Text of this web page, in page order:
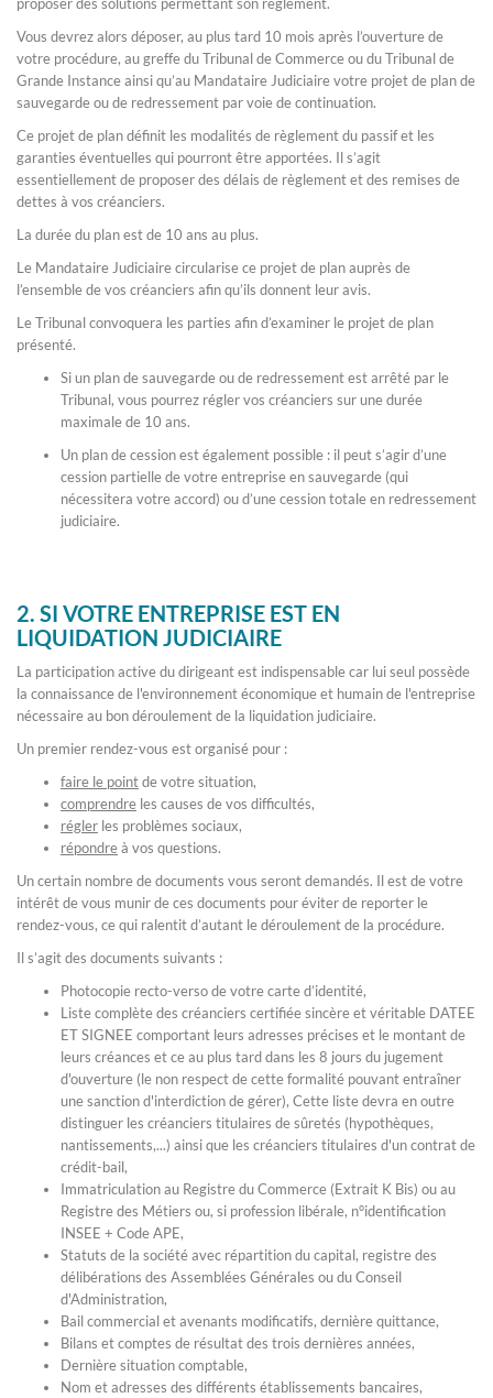
Vous devrez alors déposer, au plus tard 10 mois après l’ouverture de
votre procédure, au greffe du Tribunal de Commerce ou du Tribunal de
Grande Instance ainsi qu’au Mandataire Judiciaire votre projet de plan de
sauvegarde ou de redressement par voie de continuation.
Ce projet de plan définit les modalités de règlement du passif et les
garanties éventuelles qui pourront être apportées. Il s’agit
essentiellement de proposer des délais de règlement et des remises de
dettes à vos créanciers.
La durée du plan est de 10 ans au plus.
Le Mandataire Judiciaire circularise ce projet de plan auprès de
l’ensemble de vos créanciers afin qu’ils donnent leur avis.
Le Tribunal convoquera les parties afin d’examiner le projet de plan
présenté.
Si un plan de sauvegarde ou de redressement est arrêté par le
Tribunal, vous pourrez régler vos créanciers sur une durée
maximale de 10 ans.
Un plan de cession est également possible : il peut s’agir d’une
cession partielle de votre entreprise en sauvegarde (qui
nécessitera votre accord) ou d’une cession totale en redressement
judiciaire.
2. SI VOTRE ENTREPRISE EST EN
LIQUIDATION JUDICIAIRE
La participation active du dirigeant est indispensable car lui seul possède
la connaissance de l'environnement économique et humain de l'entreprise
nécessaire au bon déroulement de la liquidation judiciaire.
Un premier rendez-vous est organisé pour :
faire le pointde votre situation,
comprendre les causes de vos difficultés,
régler les problèmes sociaux,
répondreà vos questions.
Un certain nombre de documents vous seront demandés. Il est de votre
intérêt de vous munir de ces documents pour éviter de reporter le
rendez-vous, ce qui ralentit d’autant le déroulement de la procédure.
Il s’agit des documents suivants :
Photocopie recto-verso de votre carte d’identité,
Liste complète des créanciers certifiée sincère et véritable DATEE
ET SIGNEE comportant leurs adresses précises et le montant de
leurs créances et ce au plus tard dans les 8 jours du jugement
d'ouverture (le non respect de cette formalité pouvant entraîner
une sanction d'interdiction de gérer), Cette liste devra en outre
distinguer les créanciers titulaires de sûretés (hypothèques,
nantissements,...) ainsi que les créanciers titulaires d'un contrat de
crédit-bail,
Immatriculation au Registre du Commerce (Extrait K Bis) ou au
Registre des Métiers ou, si profession libérale, n°identification
INSEE + Code APE,
Statuts de la société avec répartition du capital, registre des
délibérations des Assemblées Générales ou du Conseil
d'Administration,
Bail commercial et avenants modificatifs, dernière quittance,
Bilans et comptes de résultat des trois dernières années,
Dernière situation comptable,
Nom et adresses des différents établissements bancaires,